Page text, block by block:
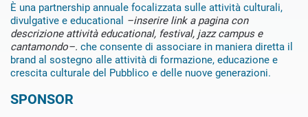
È una partnership annuale focalizzata sulle attività culturali,
divulgative e educational –inserire link a pagina con
descrizione attività educational, festival, jazz campus e
cantamondo–. che consente di associare in maniera diretta il
brand al sostegno alle attività di formazione, educazione e
crescita culturale del Pubblico e delle nuove generazioni.
SPONSOR